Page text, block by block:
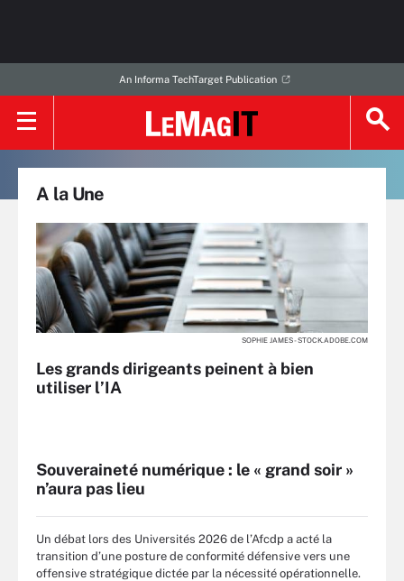
An Informa TechTarget Publication
A la Une
SOPHIE JAMES - STOCK.ADOBE.COM
Les grands dirigeants peinent à bien
utiliser l’IA
Souveraineté numérique : le « grand soir »
n’aura pas lieu
Un débat lors des Universités 2026 de l’Afcdp a acté la
transition d’une posture de conformité défensive vers une
offensive stratégique dictée par la nécessité opérationnelle.